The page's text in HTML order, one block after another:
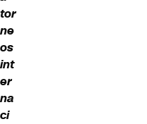
tor
ne
os
int
er
na
ci